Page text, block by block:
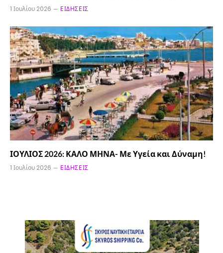
1 Ιουλίου 2026 ΕΙΔΉΣΕΙΣ
ΙΟΥΛΙΟΣ 2026: ΚΑΛΟ ΜΗΝΑ- Με Υγεία και Δύναμη!
1 Ιουλίου 2026 ΕΙΔΉΣΕΙΣ